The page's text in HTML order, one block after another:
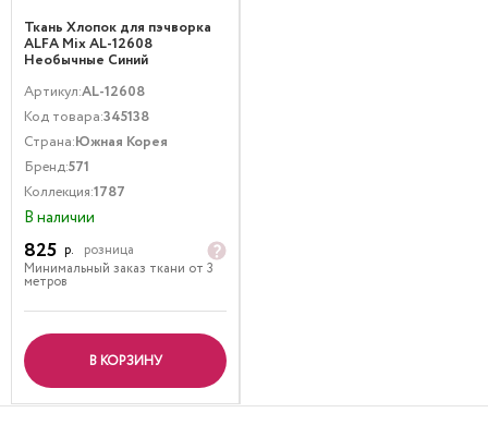
Ткань Хлопок для пэчворка
ALFA Mix AL-12608
Необычные Синий
Артикул:AL-12608
Код товара:345138
Страна:Южная Корея
Бренд:571
Коллекция:1787
В наличии
825 р.
розница
Минимальный заказ ткани от 3
метров
В КОРЗИНУ